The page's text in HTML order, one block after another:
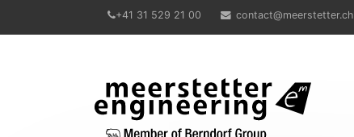
+41 31 529 21 00 contact@meerstetter.ch
Meerstetter Engineering GmbH